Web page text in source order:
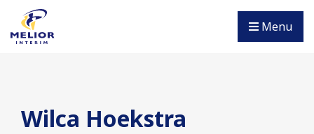
Menu
Wilca Hoekstra